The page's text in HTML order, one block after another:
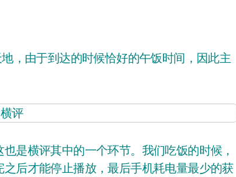
横评其中的一个环节。我们吃饭的时候，
后才能停止播放，最后手机耗电量最少的获